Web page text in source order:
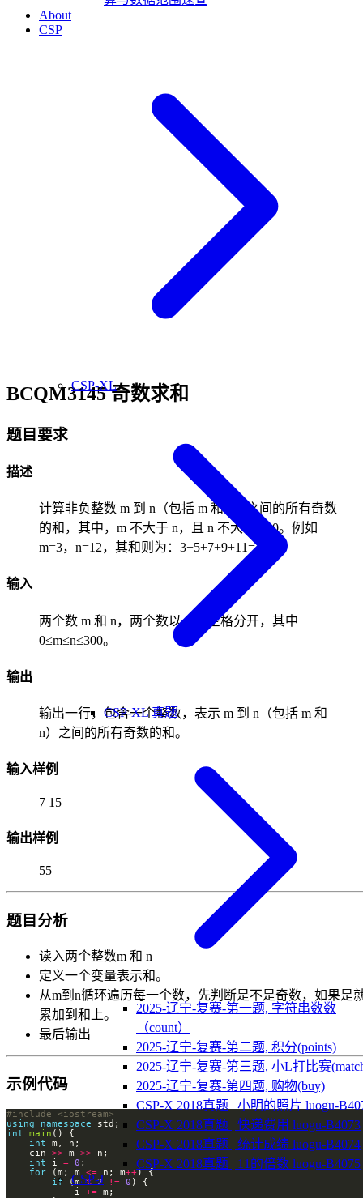
About
CSP
CSP-XL
CSP-XL 真题
2025-辽宁-复赛-第一题, 字符串数数
（count）
2025-辽宁-复赛-第二题, 积分(points)
2025-辽宁-复赛-第三题, 小L打比赛
2025-辽宁-复赛-第四题, 购物(buy)
CSP-X 2018真题 | 小明的照片 luogu-
CSP-X 2018真题 | 快递费用 luogu-B4073
CSP-X 2018真题 | 统计成绩 luogu-B4074
CSP-X 2018真题 | 11的倍数 luogu-B4075
CSP-J
BCQM3145 奇数求和
题目要求
描述
计算非负整数 m 到 n（包括 m 和 n）之间的所有奇数
的和，其中，m 不大于 n，且 n 不大于 300。例如
m=3，n=12，其和则为：3+5+7+9+11=35。
输入
两个数 m 和 n，两个数以一个空格分开，其中
0≤m≤n≤300。
输出
输出一行，包含一个整数，表示 m 到 n（包括 m 和
n）之间的所有奇数的和。
输入样例
7 15
输出样例
55
题目分析
读入两个整数m 和 n
定义一个变量表示和。
从m到n循环遍历每一个数，先判断是不是奇数，如果是
累加到和上。
最后输出
示例代码
#include
<iostream>
using
namespace
int
main
int
    cin
>> m >>
int i = 0
for (m; m <= n; m++
if (m % 2 != 0
            i
+=